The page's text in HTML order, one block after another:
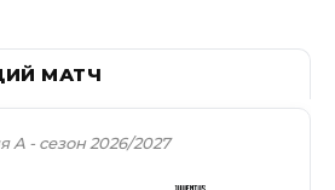
А - сезон 2026/2027